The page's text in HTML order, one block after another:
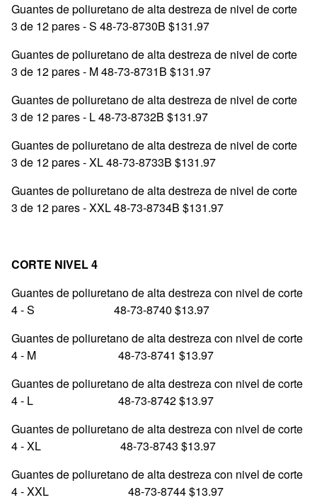
Guantes de poliuretano de alta destreza de nivel de corte
3 de 12 pares - S 48-73-8730B $131.97
Guantes de poliuretano de alta destreza de nivel de corte
3 de 12 pares - M 48-73-8731B $131.97
Guantes de poliuretano de alta destreza de nivel de corte
3 de 12 pares - L 48-73-8732B $131.97
Guantes de poliuretano de alta destreza de nivel de corte
3 de 12 pares - XL 48-73-8733B $131.97
Guantes de poliuretano de alta destreza de nivel de corte
3 de 12 pares - XXL 48-73-8734B $131.97
CORTE NIVEL 4
Guantes de poliuretano de alta destreza con nivel de corte
4 - S 48-73-8740 $13.97
Guantes de poliuretano de alta destreza con nivel de corte
4 - M 48-73-8741 $13.97
Guantes de poliuretano de alta destreza con nivel de corte
4 - L 48-73-8742 $13.97
Guantes de poliuretano de alta destreza con nivel de corte
4 - XL 48-73-8743 $13.97
Guantes de poliuretano de alta destreza con nivel de corte
4 - XXL 48-73-8744 $13.97